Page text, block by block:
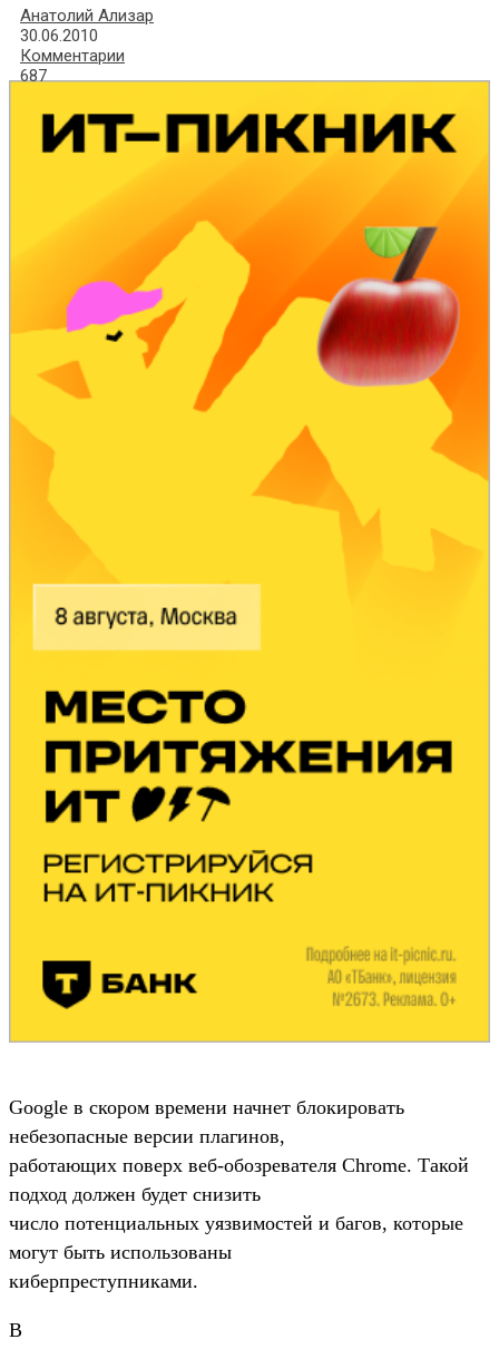
Анатолий Ализар
30.06.2010
Комментарии
687
Google в скором времени начнет блокировать
небезопасные версии плагинов,
работающих поверх веб-обозревателя Chrome. Такой
подход должен будет снизить
число потенциальных уязвимостей и багов, которые
могут быть использованы
киберпреступниками.
В